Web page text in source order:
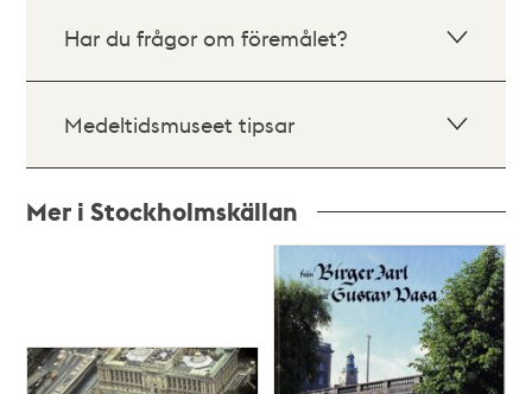
Har du frågor om föremålet?
Medeltidsmuseet tipsar
Mer i Stockholmskällan
teman